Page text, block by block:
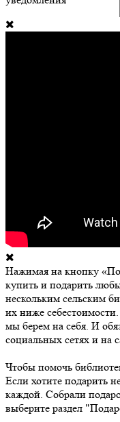
Нажимая на кнопку
купить и подарить
нескольким сельским
их ниже
мы берем на себя. И
социальных сетях и на
Чтобы помочь
Если хотите подарить
каждой. Собрали
выберите раздел